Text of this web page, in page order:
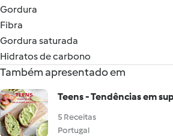
Gordura
Fibra
Gordura saturada
Hidratos de carbono
Também apresentado em
Teens - Tendências em
5 Receitas
Portugal